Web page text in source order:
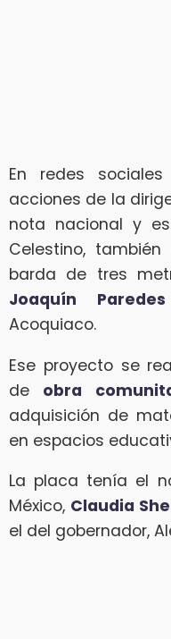
En redes
acciones de la
nota nacional y
Celestino,
barda de tres
Joaquín
Acoquiaco.
Ese proyecto se
de obra
adquisición de
en espacios
La placa tenía el
México, Claudia
el del gobernador,